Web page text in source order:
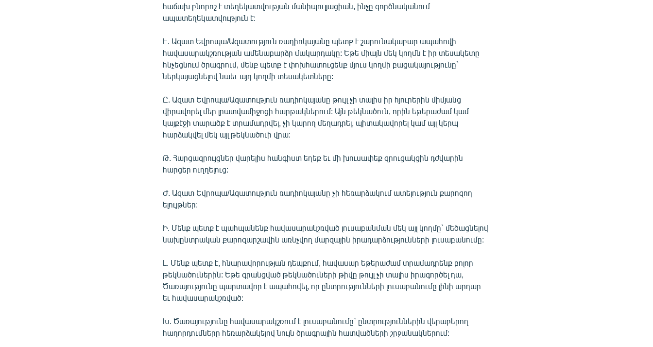
հաճախ բնորոշ է տեղեկատվության մանիպուլյացիան, ինչը գործնականում
ապատեղեկատվություն է:
Է. Ազատ Եվրոպա/Ազատություն ռադիոկայանը պետք է շարունակաբար ապահովի
հավասարակշռության ամենաբարձր մակարդակը: Եթե միայն մեկ կողմն է իր տեսակետը
հնչեցնում ծրագրում, մենք պետք է փոխհատուցենք մյուս կողմի բացակայությունը`
ներկայացնելով նաեւ այդ կողմի տեսակետները:
Ը. Ազատ Եվրոպա/Ազատություն ռադիոկայանը թույլ չի տալիս իր հյուրերին միմյանց
վիրավորել մեր լրատվամիջոցի հարթակներում: Այն թեկնածուն, որին եթերաժամ կամ
կայքէջի տարածք է տրամադրվել, չի կարող մեղադրել, պիտակավորել կամ այլ կերպ
հարձակվել մեկ այլ թեկնածուի վրա:
Թ. Հարցազրույցներ վարելիս հանգիստ եղեք եւ մի խուսափեք զրուցակցին դժվարին
հարցեր ուղղելուց:
Ժ. Ազատ Եվրոպա/Ազատություն ռադիոկայանը չի հեռարձակում ատելություն քարոզող
ելույթներ:
Ի. Մենք պետք է պահպանենք հավասարակշռված լուսաբանման մեկ այլ կողմը` մեծացնելով
նախընտրական քարոզարշավին առնչվող մարզային իրադարձությունների լուսաբանումը:
Լ. Մենք պետք է, հնարավորության դեպքում, հավասար եթերաժամ տրամադրենք բոլոր
թեկնածուներին: Եթե գրանցված թեկնածուների թիվը թույլ չի տալիս իրագործել դա,
Ծառայությունը պարտավոր է ապահովել, որ ընտրությունների լուսաբանումը լինի արդար
եւ հավասարակշռված:
Խ. Ծառայությունը հավասարակշռում է լուսաբանումը` ընտրություններին վերաբերող
հաղորդումները հեռարձակելով նույն ծրագրային հատվածների շրջանակներում: